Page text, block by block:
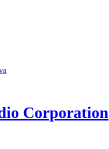
Corporation